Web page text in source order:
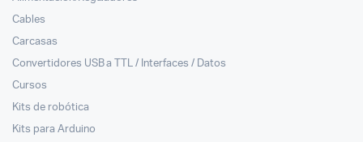
Cables
Carcasas
Convertidores USB a TTL / Interfaces / Datos
Cursos
Kits de robótica
Kits para Arduino